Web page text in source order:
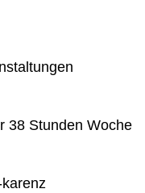
38 Stunden Woche